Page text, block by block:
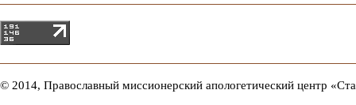
© 2014, Православный миссионерский апологетический центр